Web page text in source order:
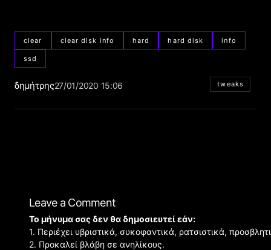
clear clear disk info hard hard disk info
ssd
δημήτρης27/01/2020 15:06 tweaks
Leave a Comment
Το μήνυμα σας δεν θα δημοσιευτεί εάν:
1. Περιέχει υβριστικά, συκοφαντικά, ρατσιστικά,
2. Προκαλεί βλάβη σε ανηλίκους.